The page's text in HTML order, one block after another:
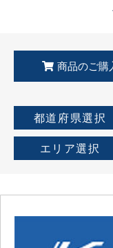
商品のご購
都道府県選択
エリア選択